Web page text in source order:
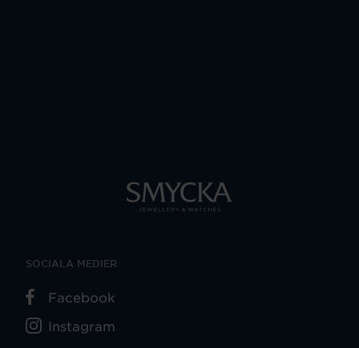
SOCIALA MEDIER
Facebook
Instagram